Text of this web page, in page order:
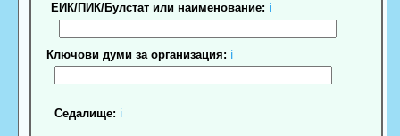
ЕИК/ПИК/Булстат или наименование: ℹ
Ключови думи за организация: ℹ
Седалище: ℹ